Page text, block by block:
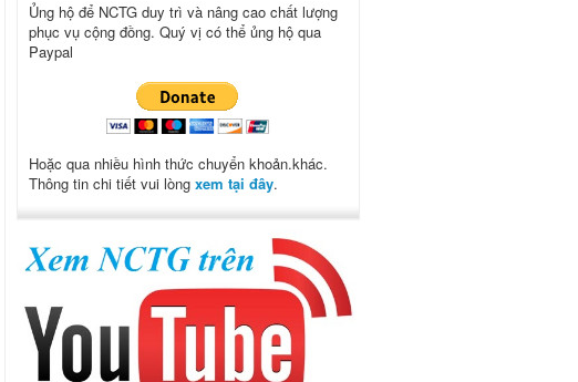
Ủng hộ để NCTG duy trì và nâng cao chất lượng
phục vụ cộng đồng. Quý vị có thể ủng hộ qua
Paypal
Hoặc qua nhiều hình thức chuyển khoản.khác.
Thông tin chi tiết vui lòng xem tại đây.